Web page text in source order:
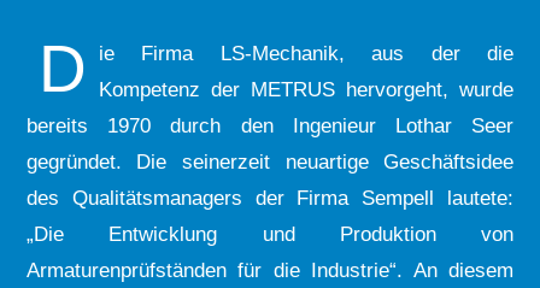
D
ie Firma LS-Mechanik, aus der die
Kompetenz der METRUS hervorgeht, wurde
bereits 1970 durch den Ingenieur Lothar Seer
gegründet. Die seinerzeit neuartige Geschäftsidee
des Qualitätsmanagers der Firma Sempell lautete:
„Die Entwicklung und Produktion von
Armaturenprüfständen für die Industrie“. An diesem